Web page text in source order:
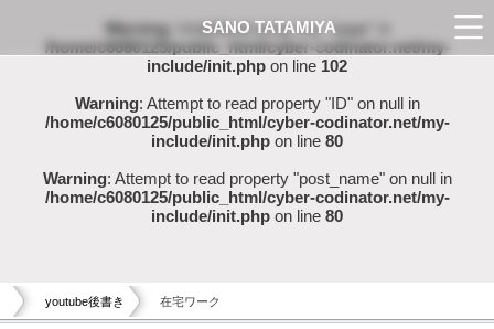
Warning: Undefined array key "page" in
/home/c6080125/public_html/cyber-codinator.net/my-
include/init.php on line 102
Warning: Attempt to read property "ID" on null in
/home/c6080125/public_html/cyber-codinator.net/my-
include/init.php on line 80
Warning: Attempt to read property "post_name" on null in
/home/c6080125/public_html/cyber-codinator.net/my-
include/init.php on line 80
youtube後書き 在宅ワーク
SANO TATAMIYA